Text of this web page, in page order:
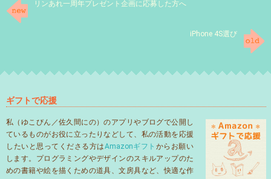
リンあれ一周年プレゼント企画に応募した方へ
iPhone 4S選び
ギフトで応援
私（ゆこびん／佐久間にの）のアプリやブログで公開し
ているものがお役に立ったりなどして、私の活動を応援
したいと思ってくださる方はAmazonギフト からお願い
します。プログラミングやデザインのスキルアップのた
めの書籍や絵を描くための道具、文房具など、快適な作